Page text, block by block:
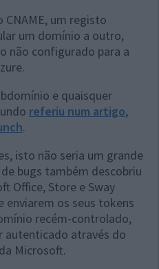
CNAME, um registo
um domínio a outro,
não configurado para a
e quaisquer
referiu num artigo,
.
isto não seria um grande
bugs também descobriu
Office, Store e Sway
enviarem os seus tokens
recém-controlado,
autenticado através do
Microsoft.